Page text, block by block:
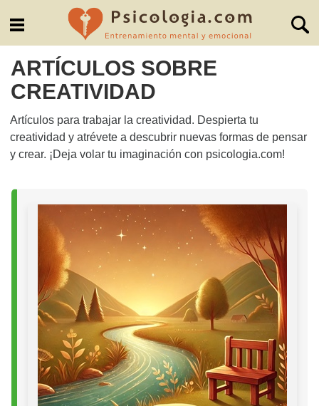
ARTÍCULOS SOBRE
CREATIVIDAD
Artículos para trabajar la creatividad. Despierta tu
creatividad y atrévete a descubrir nuevas formas de pensar
y crear. ¡Deja volar tu imaginación con psicologia.com!